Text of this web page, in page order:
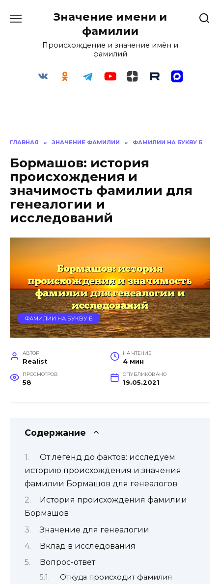
Значение имени и
фамилии
Происхождение и значение имён и
фамилий
ГЛАВНАЯ » ЗНАЧЕНИЕ ФАМИЛИИ » ФАМИЛИИ НА БУКВУ Б
Бормашов: история
происхождения и
значимость фамилии для
генеалогии и
исследований
ФАМИЛИИ НА БУКВУ Б
АВТОР
Realist
НА ЧТЕНИЕ
4 мин
ПРОСМОТРОВ
58
ОПУБЛИКОВАНО
19.05.2021
Содержание
От легенд до фактов: исследуем
историю происхождения и значения
фамилии Бормашов для генеалогов
История происхождения фамилии
Бормашов
Значение для генеалогии
Вклад в исследования
Вопрос-ответ
Откуда происходит фамилия